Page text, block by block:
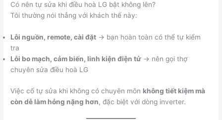
Có nên tự sửa khi điều hoà LG bật không lên?
Tôi thường nói thẳng với khách thế này:
Lỗi nguồn, remote, cài đặt → bạn hoàn toàn có thể tự kiểm
tra
Lỗi bo mạch, cảm biến, linh kiện điện tử → nên gọi thợ
chuyên sửa điều hoà LG
Việc cố tự sửa khi không có chuyên môn không tiết kiệm mà
còn dễ làm hỏng nặng hơn, đặc biệt với dòng inverter.